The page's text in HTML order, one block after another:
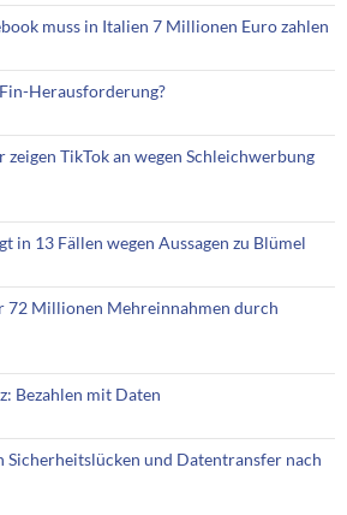
muss in Italien 7 Millionen Euro zahlen
Herausforderung?
TikTok an wegen Schleichwerbung
in 13 Fällen wegen Aussagen zu Blümel
72 Millionen Mehreinnahmen durch
Bezahlen mit Daten
Sicherheitslücken und Datentransfer nach